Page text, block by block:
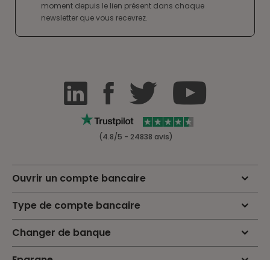
moment depuis le lien présent dans chaque
newsletter que vous recevrez.
(4.8/5 - 24838 avis)
Ouvrir un compte bancaire
Type de compte bancaire
Changer de banque